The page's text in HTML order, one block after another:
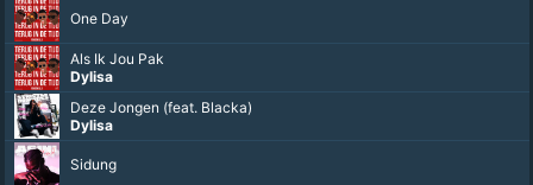
Duizend En Eén Nacht
Jan Smit
Wij Rulen De Nacht
Bizzey
O, Kom Er Eens Kijken
Angela Groothuizen
Opgeturnt
Kraantje Pappie